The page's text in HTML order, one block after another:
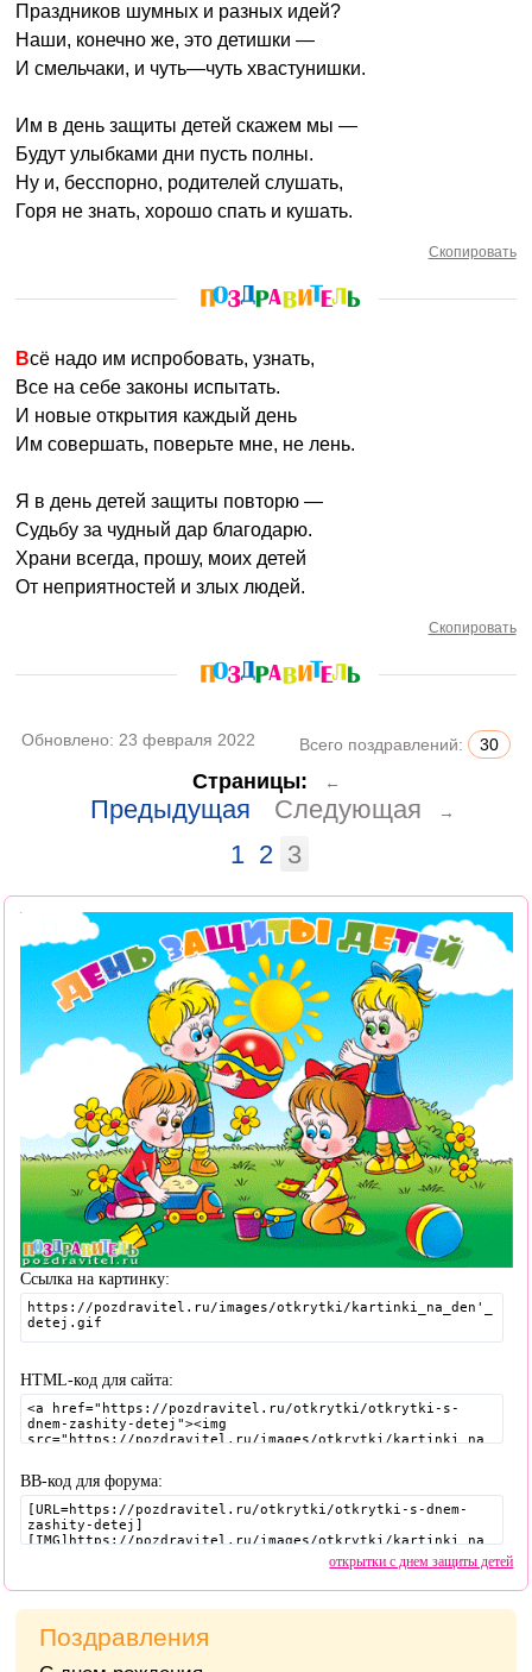
Праздников шумных и разных идей?
Наши, конечно же, это детишки —
И смельчаки, и чуть—чуть хвастунишки.
Им в день защиты детей скажем мы —
Будут улыбками дни пусть полны.
Ну и, бесспорно, родителей слушать,
Горя не знать, хорошо спать и кушать.
Скопировать
Всё надо им испробовать, узнать,
Все на себе законы испытать.
И новые открытия каждый день
Им совершать, поверьте мне, не лень.
Я в день детей защиты повторю —
Судьбу за чудный дар благодарю.
Храни всегда, прошу, моих детей
От неприятностей и злых людей.
Скопировать
Обновлено: 23 февраля 2022 Всего поздравлений: 30
Страницы: ←
Предыдущая Следующая →
1 2 3
Ссылка на картинку:
HTML-код для сайта:
BB-код для форума:
открытки с днем защиты детей
Поздравления